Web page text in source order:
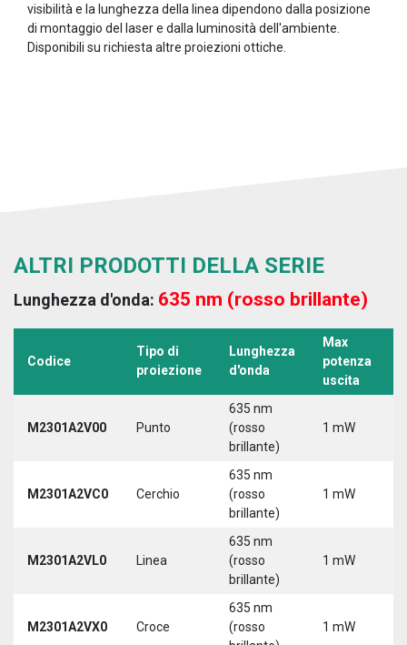
visibilità e la lunghezza della linea dipendono dalla posizione
di montaggio del laser e dalla luminosità dell'ambiente.
Disponibili su richiesta altre proiezioni ottiche.
ALTRI PRODOTTI DELLA SERIE
Lunghezza d'onda: 635 nm (rosso brillante)
Codice
Tipo di
proiezione
Lunghezza
d'onda
Max
potenza
uscita
M2301A2V00 Punto
635 nm
(rosso
brillante)
1 mW
M2301A2VC0 Cerchio
635 nm
(rosso
brillante)
1 mW
M2301A2VL0 Linea
635 nm
(rosso
brillante)
1 mW
M2301A2VX0 Croce
635 nm
(rosso
1 mW